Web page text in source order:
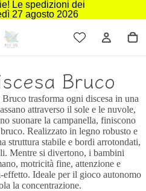
Le spedizioni dei
27 agosto 2026
Bruco
trasforma ogni discesa in una
attraverso il sole e le nuvole,
suonare la campanella, finiscono
Realizzato in legno robusto e
struttura stabile e bordi arrotondati,
Mentre si divertono, i bambini
motricità fine, attenzione e
effetto. Ideale per il gioco autonomo
la concentrazione.